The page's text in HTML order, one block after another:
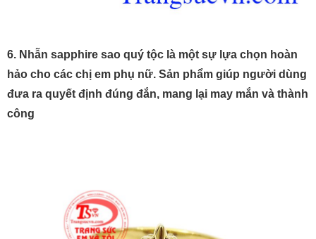
6. Nhẫn sapphire sao quý tộc là một sự lựa chọn hoàn
hảo cho các chị em phụ nữ. Sản phẩm giúp người dùng
đưa ra quyết định đúng đắn, mang lại may mắn và thành
công